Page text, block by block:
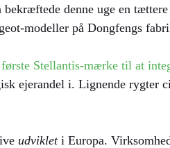
denne uge en
modeller på Dongfengs
Stellantis-mærke til at
ejerandel i. Lignende rygter
udvikleti Europa.